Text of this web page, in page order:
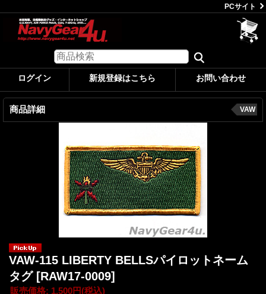
PCサイト
ログイン 新規登録はこちら お問い合わせ
商品詳細 VAW
VAW-115 LIBERTY BELLSパイロットネーム
タグ [RAW17-0009]
販売価格: 1,500円(税込)